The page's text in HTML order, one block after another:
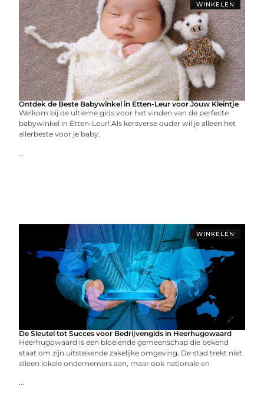
WINKELEN
Ontdek de Beste Babywinkel in Etten-Leur voor Jouw Kleintje
Welkom bij de ultieme gids voor het vinden van de perfecte
babywinkel in Etten-Leur! Als kersverse ouder wil je alleen het
allerbeste voor je baby.
...
WINKELEN
De Sleutel tot Succes voor Bedrijvengids in Heerhugowaard
Heerhugowaard is een bloeiende gemeenschap die bekend
staat om zijn uitstekende zakelijke omgeving. De stad trekt niet
alleen lokale ondernemers aan, maar ook nationale en
...